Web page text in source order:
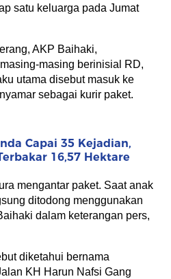
satu keluarga pada Jumat
AKP Baihaki,
masing berinisial RD,
utama disebut masuk ke
sebagai kurir paket.
Capai 35 Kejadian,
16,57 Hektare
mengantar paket. Saat anak
ditodong menggunakan
dalam keterangan pers,
diketahui bernama
KH Harun Nafsi Gang